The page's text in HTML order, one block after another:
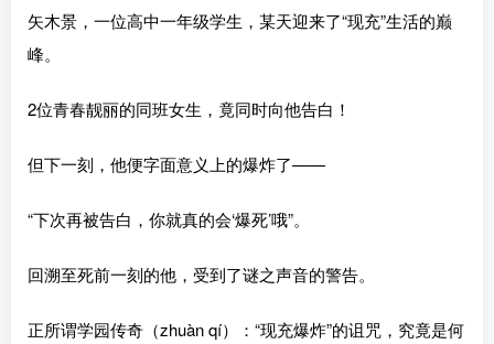
矢木景，一位高中一年级学生，某天迎来了“现充”生活的巅
峰。
2位青春靓丽的同班女生，竟同时向他告白！
但下一刻，他便字面意义上的爆炸了——
“下次再被告白，你就真的会‘爆死’哦”。
回溯至死前一刻的他，受到了谜之声音的警告。
正所谓学园传奇（zhuàn qí）：“现充爆炸”的诅咒，究竟是何